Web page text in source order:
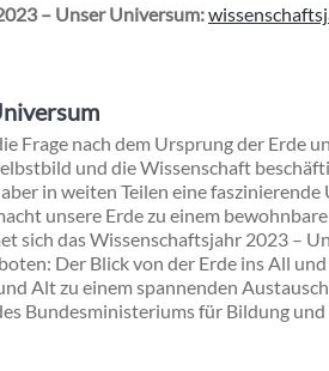
– Unser Universum:
Frage nach dem Ursprung der Erde
und die Wissenschaft
in weiten Teilen eine faszinierende
unsere Erde zu einem
sich das Wissenschaftsjahr 2023 –
Der Blick von der Erde ins All
Alt zu einem spannenden
Bundesministeriums für Bildung